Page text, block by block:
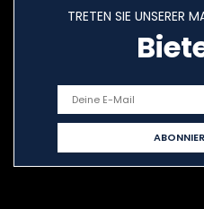
TRETEN SIE UNSERER